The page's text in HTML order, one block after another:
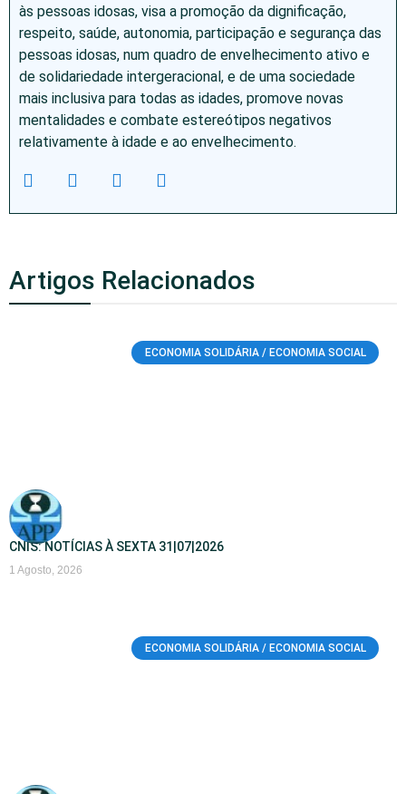
às pessoas idosas, visa a promoção da dignificação,
respeito, saúde, autonomia, participação e segurança das
pessoas idosas, num quadro de envelhecimento ativo e
de solidariedade intergeracional, e de uma sociedade
mais inclusiva para todas as idades, promove novas
mentalidades e combate estereótipos negativos
relativamente à idade e ao envelhecimento.
Artigos Relacionados
ECONOMIA SOLIDÁRIA / ECONOMIA SOCIAL
CNIS: NOTÍCIAS À SEXTA 31|07|2026
1 Agosto, 2026
ECONOMIA SOLIDÁRIA / ECONOMIA SOCIAL